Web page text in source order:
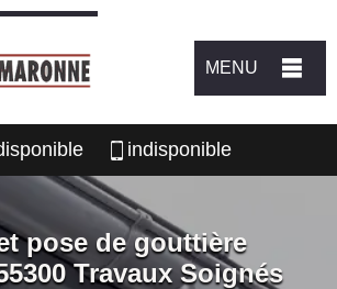
MENU
indisponible
pose de gouttière
Travaux Soignés